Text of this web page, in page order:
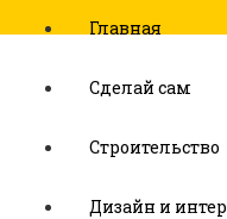
Главная
Сделай сам
Строительство
Дизайн и